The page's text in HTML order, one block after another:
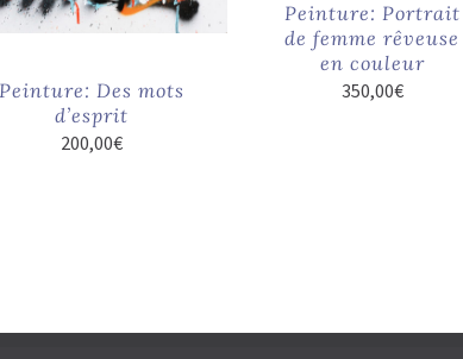
Peinture: Des mots
d’esprit
200,00€
Peinture: Portrait
de femme rêveuse
en couleur
350,00€